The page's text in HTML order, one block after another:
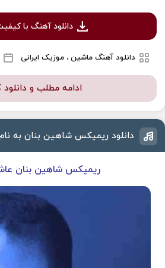
دانلود آهنگ با
دانلود آهنگ ماشین ، موزیک ایرانی
ادامه مطلب و دانلود
دانلود ریمیکس شاهین بنان به
ریمیکس شاهین بنان